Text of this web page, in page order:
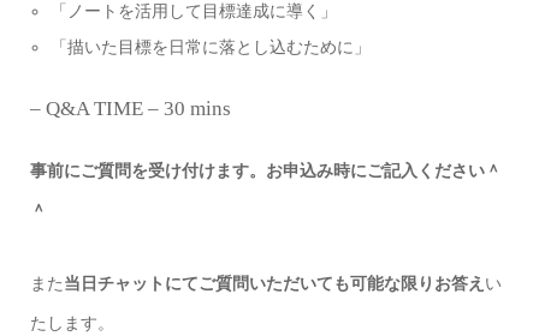
「ノートを活用して目標達成に導く」
「描いた目標を日常に落とし込むために」
– Q&A TIME – 30 mins
事前にご質問を受け付けます。お申込み時にご記入ください＾
＾
また 当日チャットにてご質問いただいても可能な限りお答え い
たします。